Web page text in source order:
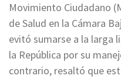
Movimiento Ciudadano
de Salud en la Cámara
evitó sumarse a la larga
la República por su
contrario, resaltó que